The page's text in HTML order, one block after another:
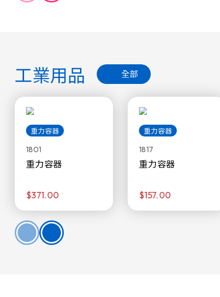
工業用品 全部
重力容器
1801
重力容器
$371.00
重力容器
1817
重力容器
$157.00